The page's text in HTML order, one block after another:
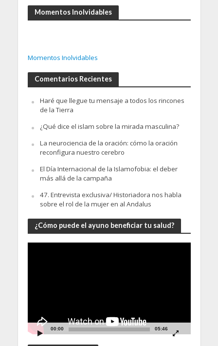
Momentos Inolvidables
Momentos Inolvidables
Comentarios Recientes
Haré que llegue tu mensaje a todos los rincones
de la Tierra
¿Qué dice el islam sobre la mirada masculina?
La neurociencia de la oración: cómo la oración
reconfigura nuestro cerebro
El Día Internacional de la Islamofobia: el deber
más allá de la campaña
47. Entrevista exclusiva/ Historiadora nos habla
sobre el rol de la mujer en al Andalus
¿Cómo puede el ayuno beneficiar tu salud?
00:00 05:46